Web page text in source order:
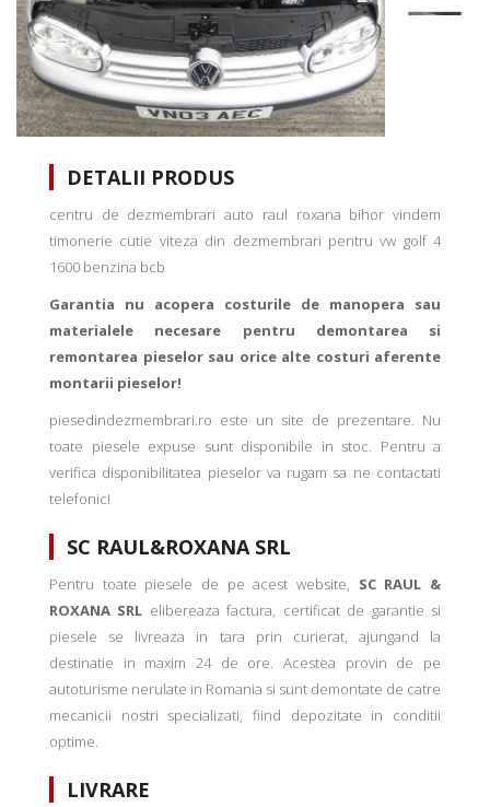
DETALII PRODUS
centru de dezmembrari auto raul roxana bihor vindem
timonerie cutie viteza din dezmembrari pentru vw golf 4
1600 benzina bcb
Garantia nu acopera costurile de manopera sau
materialele necesare pentru demontarea si
remontarea pieselor sau orice alte costuri aferente
montarii pieselor!
piesedindezmembrari.ro este un site de prezentare. Nu
toate piesele expuse sunt disponibile in stoc. Pentru a
verifica disponibilitatea pieselor va rugam sa ne contactati
telefonic!
SC RAUL&ROXANA SRL
Pentru toate piesele de pe acest website, SC RAUL &
ROXANA SRL elibereaza factura, certificat de garantie si
piesele se livreaza in tara prin curierat, ajungand la
destinatie in maxim 24 de ore. Acestea provin de pe
autoturisme nerulate in Romania si sunt demontate de catre
mecanicii nostri specializati, fiind depozitate in conditii
optime.
LIVRARE